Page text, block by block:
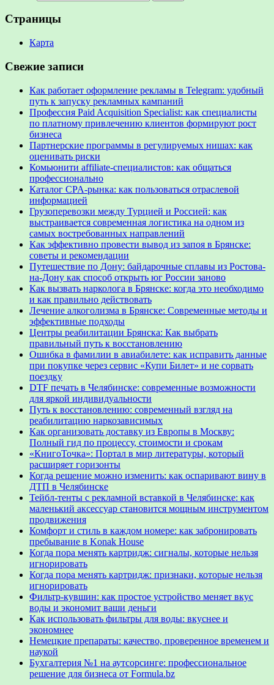
Страницы
Карта
Свежие записи
Как работает оформление рекламы в Telegram: удобный
путь к запуску рекламных кампаний
Профессия Paid Acquisition Specialist: как специалисты
по платному привлечению клиентов формируют рост
бизнеса
Партнерские программы в регулируемых нишах: как
оценивать риски
Комьюнити affiliate-специалистов: как общаться
профессионально
Каталог CPA-рынка: как пользоваться отраслевой
информацией
Грузоперевозки между Турцией и Россией: как
выстраивается современная логистика на одном из
самых востребованных направлений
Как эффективно провести вывод из запоя в Брянске:
советы и рекомендации
Путешествие по Дону: байдарочные сплавы из Ростова-
на-Дону как способ открыть юг России заново
Как вызвать нарколога в Брянске: когда это необходимо
и как правильно действовать
Лечение алкоголизма в Брянске: Современные методы и
эффективные подходы
Центры реабилитации Брянска: Как выбрать
правильный путь к восстановлению
Ошибка в фамилии в авиабилете: как исправить данные
при покупке через сервис «Купи Билет» и не сорвать
поездку
DTF печать в Челябинске: современные возможности
для яркой индивидуальности
Путь к восстановлению: современный взгляд на
реабилитацию наркозависимых
Как организовать доставку из Европы в Москву:
Полный гид по процессу, стоимости и срокам
«КнигоТочка»: Портал в мир литературы, который
расширяет горизонты
Когда решение можно изменить: как оспаривают вину в
ДТП в Челябинске
Тейбл-тенты с рекламной вставкой в Челябинске: как
маленький аксессуар становится мощным инструментом
продвижения
Комфорт и стиль в каждом номере: как забронировать
пребывание в Konak House
Когда пора менять картридж: сигналы, которые нельзя
игнорировать
Когда пора менять картридж: признаки, которые нельзя
игнорировать
Фильтр-кувшин: как простое устройство меняет вкус
воды и экономит ваши деньги
Как использовать фильтры для воды: вкуснее и
экономнее
Немецкие препараты: качество, проверенное временем и
наукой
Бухгалтерия №1 на аутсорсинге: профессиональное
решение для бизнеса от Formula.bz